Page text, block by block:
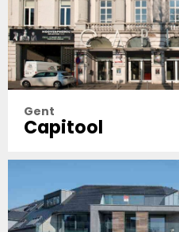
Gent
Capitool